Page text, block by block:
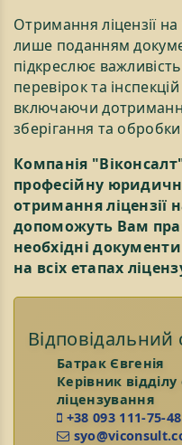
Отримання ліцензії
лише поданням
підкреслює
перевірок та
включаючи
зберігання та
Компанія
професійну
отримання ліцензії
допоможуть Вам
необхідні
на всіх етапах
Відповідальний
Батрак Євгенія
Керівник
ліцензування
+38 093 111-75-48